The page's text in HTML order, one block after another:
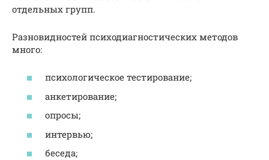
отдельных групп.
Разновидностей психодиагностических методов
много:
психологическое тестирование;
анкетирование;
опросы;
интервью;
беседа;